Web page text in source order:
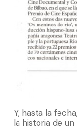
Y, hasta la
la historia de